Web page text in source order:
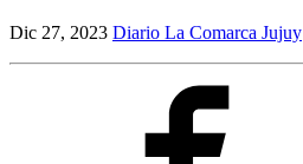
Dic 27, 2023 Diario La Comarca Jujuy